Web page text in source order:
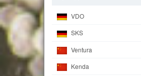
VDO
SKS
Ventura
Kenda